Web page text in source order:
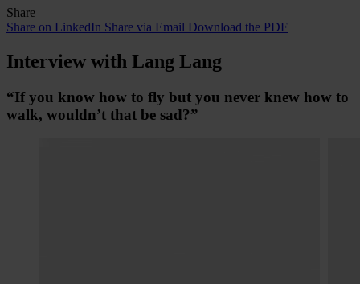
Share
Share on LinkedIn Share via Email Download the PDF
Interview with Lang Lang
“If you know how to fly but you never knew how to
walk, wouldn’t that be sad?”